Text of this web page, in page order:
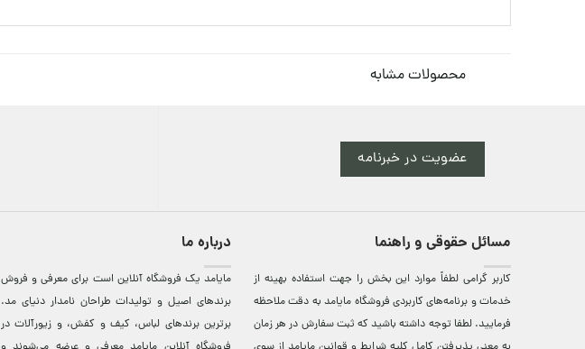
محصولات مشابه
عضویت در خبرنامه
مسائل حقوقی و راهنما
کاربر گرامی لطفاً موارد این بخش را جهت استفاده بهینه از
خدمات و برنامه‌‏های کاربردی فروشگاه مایامد به دقت ملاحظه
فرمایید. لطفا توجه داشته باشید که ثبت سفارش در هر زمان
درباره ما
مایامد يک فروشگاه آنلاين است برای معرفی و فروش
برندهای اصيل و توليدات طراحان نامدار دنيای مد.
برترين‌ برندهای لباس، کيف و کفش، و زيورآلات در